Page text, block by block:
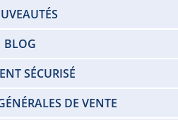
BLOG
SÉCURISÉ
DE VENTE